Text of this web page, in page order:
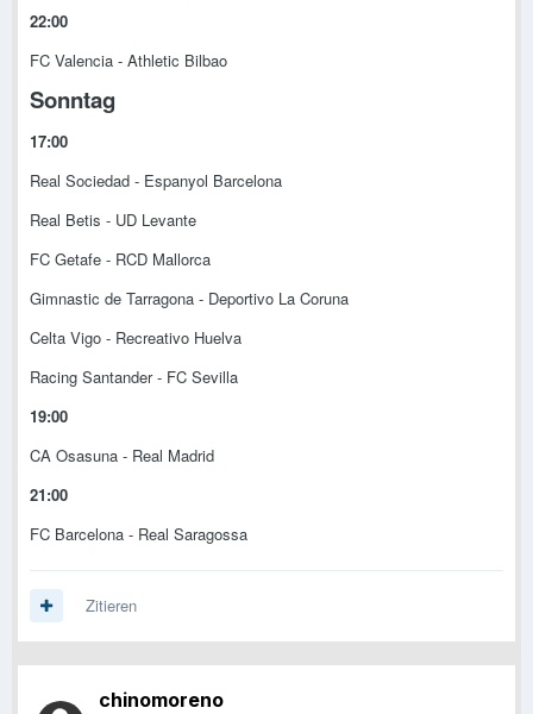
22:00
FC Valencia - Athletic Bilbao
Sonntag
17:00
Real Sociedad - Espanyol Barcelona
Real Betis - UD Levante
FC Getafe - RCD Mallorca
Gimnastic de Tarragona - Deportivo La Coruna
Celta Vigo - Recreativo Huelva
Racing Santander - FC Sevilla
19:00
CA Osasuna - Real Madrid
21:00
FC Barcelona - Real Saragossa
Zitieren
chinomoreno